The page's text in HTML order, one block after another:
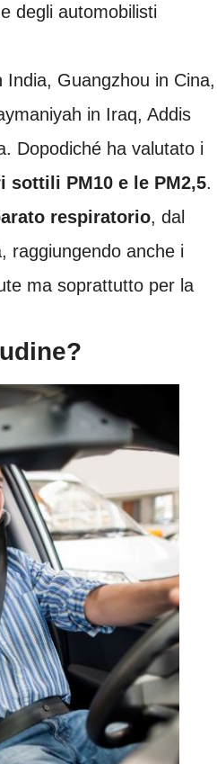
degli automobilisti
India, Guangzhou in Cina,
in Iraq, Addis
Dopodiché ha valutato i
sottili PM10 e le PM2,5.
respiratorio, dal
raggiungendo anche i
ma soprattutto per la